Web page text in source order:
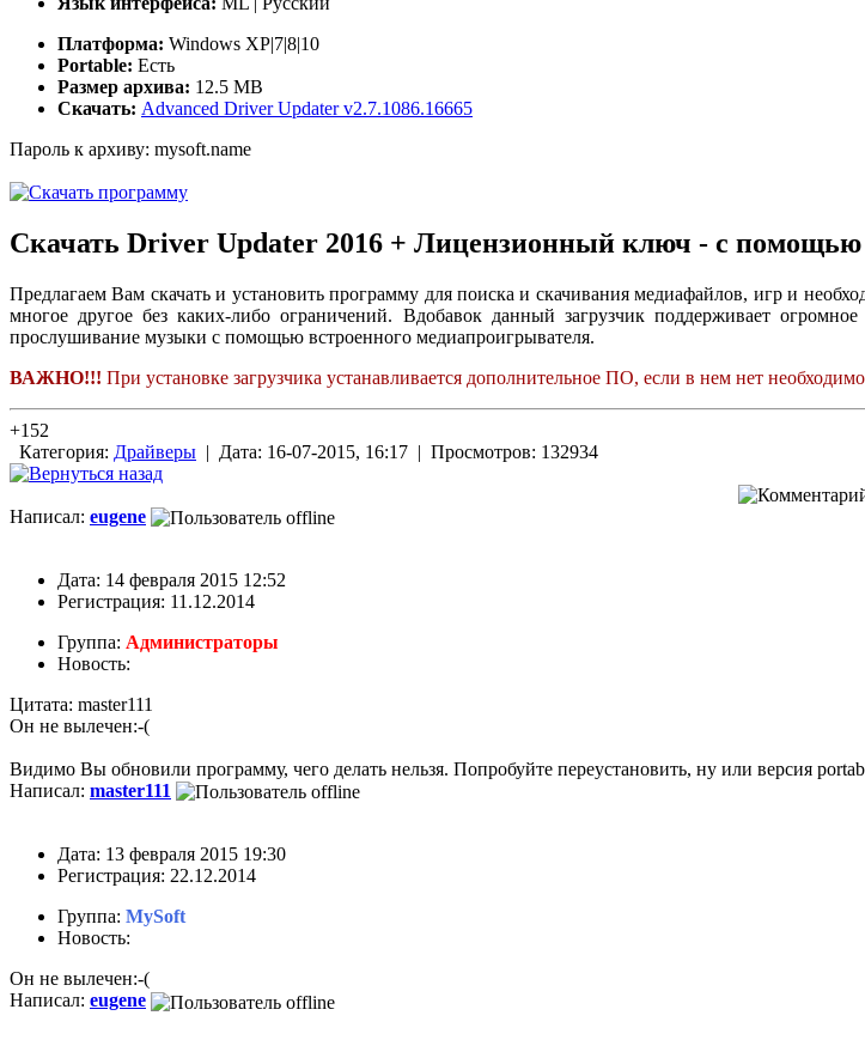
Платформа: Windows XP|7|8|10
Portable: Есть
Размер архива: 12.5 MB
Скачать: Advanced Driver Updaterv2.7.1086.16665
Пароль к архиву: mysoft.name
Скачать Driver Updater 2016 + Лицензионный ключ - с помощью
Предлагаем Вам скачать и установить программу для поиска и скачивания медиафайлов, игр и
многое другое без каких-либо ограничений. Вдобавок данный загрузчик поддерживает
прослушивание музыки с помощью встроенного медиапроигрывателя.
ВАЖНО!!! При установке загрузчика устанавливается дополнительное ПО, если в нем нет
+152
Категория: Драйверы | Дата: 16-07-2015, 16:17 | Просмотров: 132934
Написал: eugene
Дата: 14 февраля 2015 12:52
Регистрация: 11.12.2014
Группа: Администраторы
Новость:
Цитата: master111
Он не вылечен:-(
Видимо Вы обновили программу, чего делать нельзя. Попробуйте переустановить, ну или версия
Написал: master111
Дата: 13 февраля 2015 19:30
Регистрация: 22.12.2014
Группа: MySoft
Новость:
Он не вылечен:-(
Написал: eugene